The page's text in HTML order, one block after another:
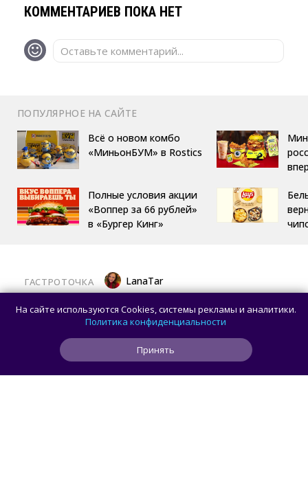
КОММЕНТАРИЕВ ПОКА НЕТ
Оставьте комментарий...
ПОПУЛЯРНОЕ НА САЙТЕ
Всё о новом комбо
«МиньонБУМ» в Rostics
Полные условия акции
«Воппер за 66 рублей»
в «Бургер Кинг»
ГАСТРОТОЧКА LanaTar
Хочешь тропический мист для тела?
Делай заказ в OMG Coffee
На сайте используются Cookies, системы рекламы и аналитики.
Политика конфиденциальности
Принять